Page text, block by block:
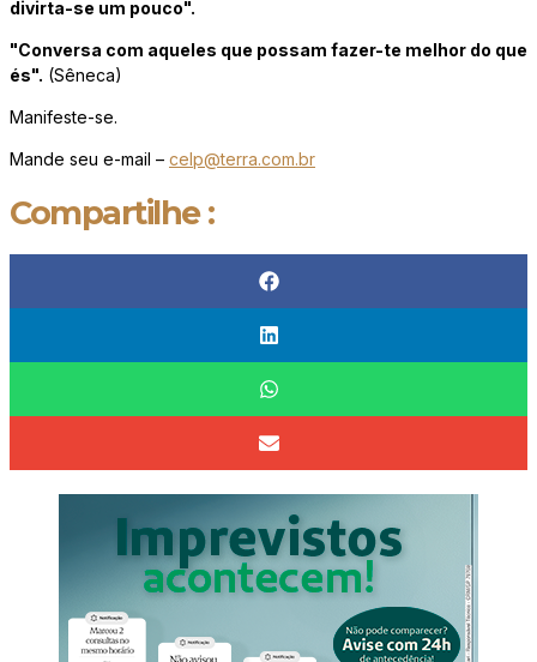
divirta-se um pouco".
"Conversa com aqueles que possam fazer-te melhor do que
és". (Sêneca)
Manifeste-se.
Mande seu e-mail – celp@terra.com.br
Compartilhe :